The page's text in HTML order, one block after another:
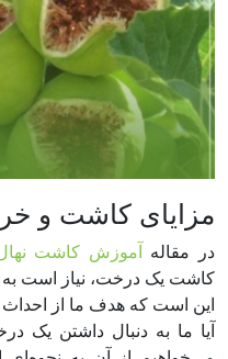
مزایای کاشت و
در مقالهآموزش کاشت نهال
کاشت یک درخت، نیاز است به
این است که هدف ما از
آیا ما به دنبال داشتن یک